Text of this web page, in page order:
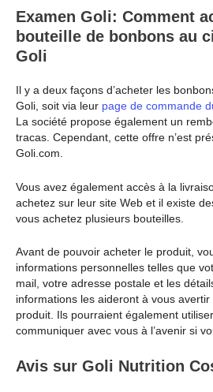
Examen Goli: Comment
bouteille de bonbons au
Goli
Il y a deux façons d’acheter les
Goli, soit via leur page de commande
La société propose également un
tracas. Cependant, cette offre n’est
Goli.com.
Vous avez également accès à la
achetez sur leur site Web et il existe
vous achetez plusieurs bouteilles.
Avant de pouvoir acheter le produit,
informations personnelles telles que
mail, votre adresse postale et les
informations les aideront à vous avertir
produit. Ils pourraient également
communiquer avec vous à l’avenir si
Avis sur Goli Nutrition